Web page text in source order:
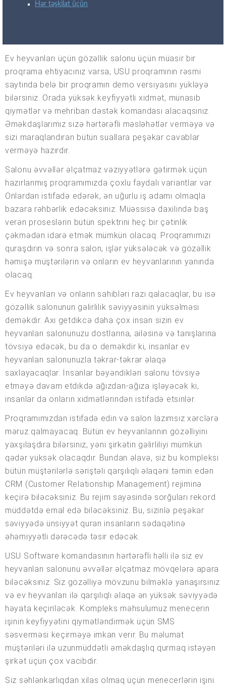
Hər təşkilat üçün
Ev heyvanları üçün gözəllik salonu üçün müasir bir
proqrama ehtiyacınız varsa, USU proqramının rəsmi
saytında belə bir proqramın demo versiyasını yükləyə
bilərsiniz. Orada yüksək keyfiyyətli xidmət, münasib
qiymətlər və mehriban dəstək komandası alacaqsınız.
Əməkdaşlarımız sizə hərtərəfli məsləhətlər verməyə və
sizi maraqlandıran bütün suallara peşəkar cavablar
verməyə hazırdır.
Salonu əvvəllər əlçatmaz vəziyyətlərə gətirmək üçün
hazırlanmış proqramımızda çoxlu faydalı variantlar var.
Onlardan istifadə edərək, ən uğurlu iş adamı olmaqla
bazara rəhbərlik edəcəksiniz. Müəssisə daxilində baş
verən proseslərin bütün spektrini heç bir çətinlik
çəkmədən idarə etmək mümkün olacaq. Proqramımızı
quraşdırın və sonra salon, işlər yüksələcək və gözəllik
həmişə müştərilərin və onların ev heyvanlarının yanında
olacaq.
Ev heyvanları və onların sahibləri razı qalacaqlar, bu isə
gözəllik salonunun gəlirlilik səviyyəsinin yüksəlməsi
deməkdir. Axı getdikcə daha çox insan sizin ev
heyvanları salonunuzu dostlarına, ailəsinə və tanışlarına
tövsiyə edəcək, bu da o deməkdir ki, insanlar ev
heyvanları salonunuzla təkrar-təkrar əlaqə
saxlayacaqlar. İnsanlar bəyəndikləri salonu tövsiyə
etməyə davam etdikdə ağızdan-ağıza işləyəcək ki,
insanlar da onların xidmətlərindən istifadə etsinlər.
Proqramımızdan istifadə edin və salon lazımsız xərclərə
məruz qalmayacaq. Bütün ev heyvanlarının gözəlliyini
yaxşılaşdıra bilərsiniz, yəni şirkətin gəlirliliyi mümkün
qədər yüksək olacaqdır. Bundan əlavə, siz bu kompleksi
bütün müştərilərlə səriştəli qarşılıqlı əlaqəni təmin edən
CRM (Customer Relationship Management) rejiminə
keçirə biləcəksiniz. Bu rejim sayəsində sorğuları rekord
müddətdə emal edə biləcəksiniz. Bu, sizinlə peşəkar
səviyyədə ünsiyyət quran insanların sədaqətinə
əhəmiyyətli dərəcədə təsir edəcək.
USU Software komandasının hərtərəfli həlli ilə siz ev
heyvanları salonunu əvvəllər əlçatmaz mövqelərə apara
biləcəksiniz. Siz gözəlliyə mövzunu bilməklə yanaşırsınız
və ev heyvanları ilə qarşılıqlı əlaqə ən yüksək səviyyədə
həyata keçiriləcək. Kompleks məhsulumuz menecerin
işinin keyfiyyətini qiymətləndirmək üçün SMS
səsverməsi keçirməyə imkan verir. Bu məlumat
müştəriləri ilə uzunmüddətli əməkdaşlıq qurmaq istəyən
şirkət üçün çox vacibdir.
Siz səhlənkarlıqdan xilas olmaq üçün menecerlərin işini